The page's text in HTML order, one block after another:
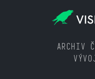
ARCHIV